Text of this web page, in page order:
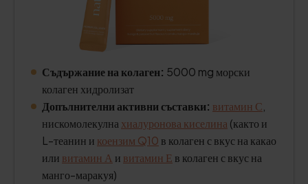
Съдържание на колаген: 5000 mg морски
колаген хидролизат
Допълнителни активни съставки: витамин С
нискомолекулна хиалуронова киселина (както и
L-теанин и коензим Q10 в колаген с вкус на какао
или витамин А и витамин Е в колаген с вкус на
манго-маракуя)